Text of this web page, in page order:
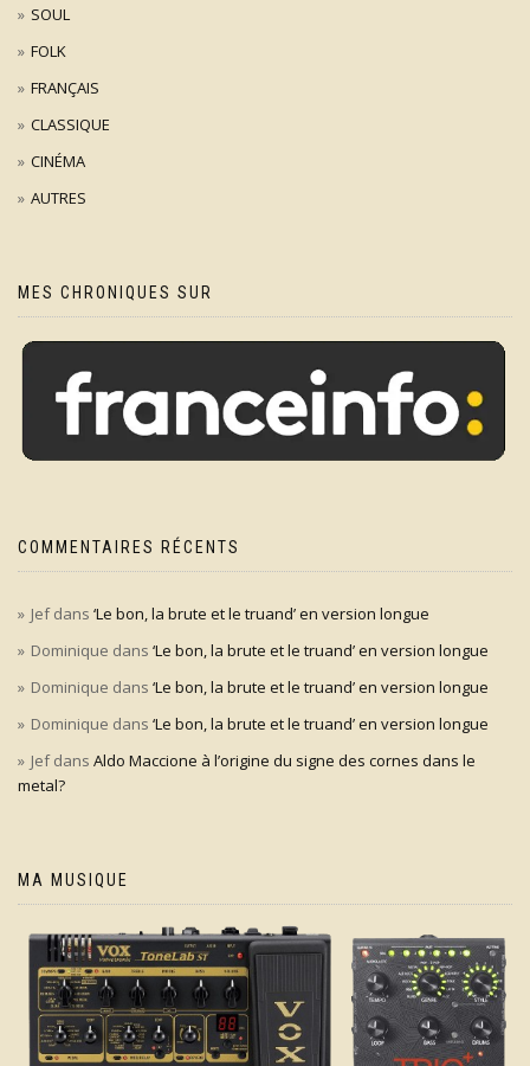
SOUL
FOLK
FRANÇAIS
CLASSIQUE
CINÉMA
AUTRES
MES CHRONIQUES SUR
COMMENTAIRES RÉCENTS
Jefdans ‘Le bon, la brute et le truand’ en version longue
Dominique dans ‘Le bon, la brute et le truand’ en version longue
Dominique dans ‘Le bon, la brute et le truand’ en version longue
Dominique dans ‘Le bon, la brute et le truand’ en version longue
Jefdans Aldo Maccione à l’origine du signe des cornes dans le
metal?
MA MUSIQUE